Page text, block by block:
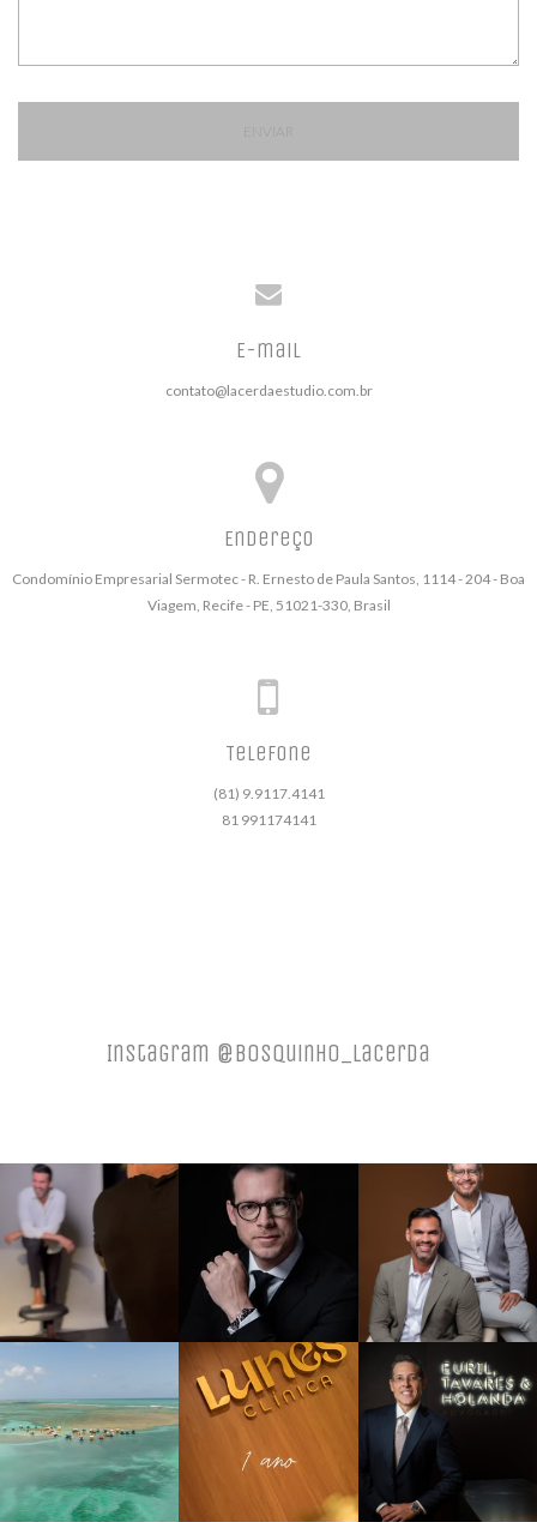
E-mail
contato@lacerdaestudio.com.br
Endereço
Condomínio Empresarial Sermotec - R. Ernesto de Paula Santos, 1114 - 204 - Boa
Viagem, Recife - PE, 51021-330, Brasil
Telefone
(81) 9.9117.4141
81 991174141
Instagram @bosquinho_lacerda